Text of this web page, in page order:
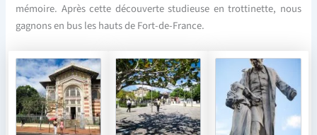
mémoire. Après cette découverte studieuse en trottinette, nous
gagnons en bus les hauts de Fort-de-France.